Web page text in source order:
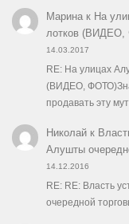
Маринак На
лотков
14.03.2017
RE: На улицах
(ВИДЕО,
продавать эту
Николайк
Алушты
14.12.2016
RE: RE: Власть
очередной